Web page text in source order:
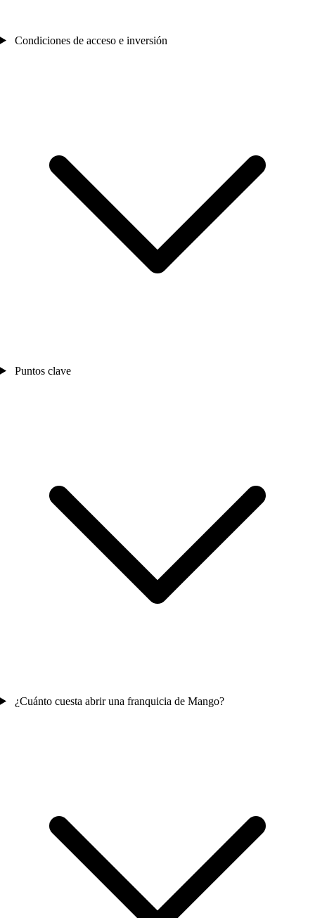
Condiciones de acceso e inversión
Puntos clave
¿Cuánto cuesta abrir una franquicia de Mango?